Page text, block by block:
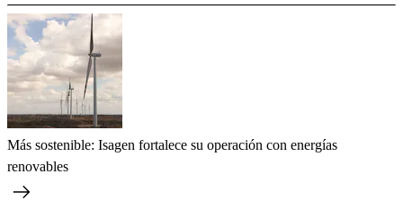
Más sostenible: Isagen fortalece su operación con energías
renovables